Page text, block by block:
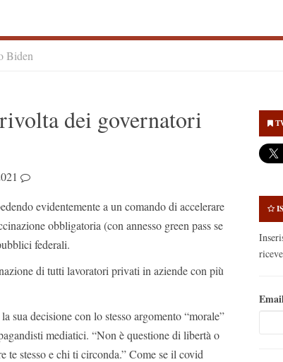
Biden
dei governatori
evidentemente a un comando di accelerare
obbligatoria (con annesso green pass se
federali.
di tutti lavoratori privati in aziende con più
sua decisione con lo stesso argomento “morale”
mediatici. “Non è questione di libertà o
te stesso e chi ti circonda.” Come se il covid